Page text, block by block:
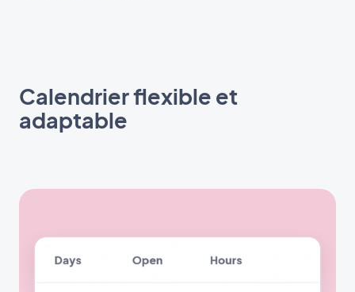
Calendrier flexible et
adaptable